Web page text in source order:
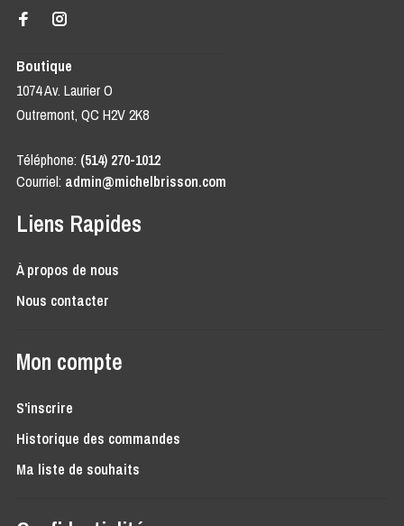
Boutique
1074 Av. Laurier O
Outremont, QC H2V 2K8
Téléphone: (514) 270-1012
Courriel: admin@michelbrisson.com
Liens Rapides
À propos de nous
Nous contacter
Mon compte
S'inscrire
Historique des commandes
Ma liste de souhaits